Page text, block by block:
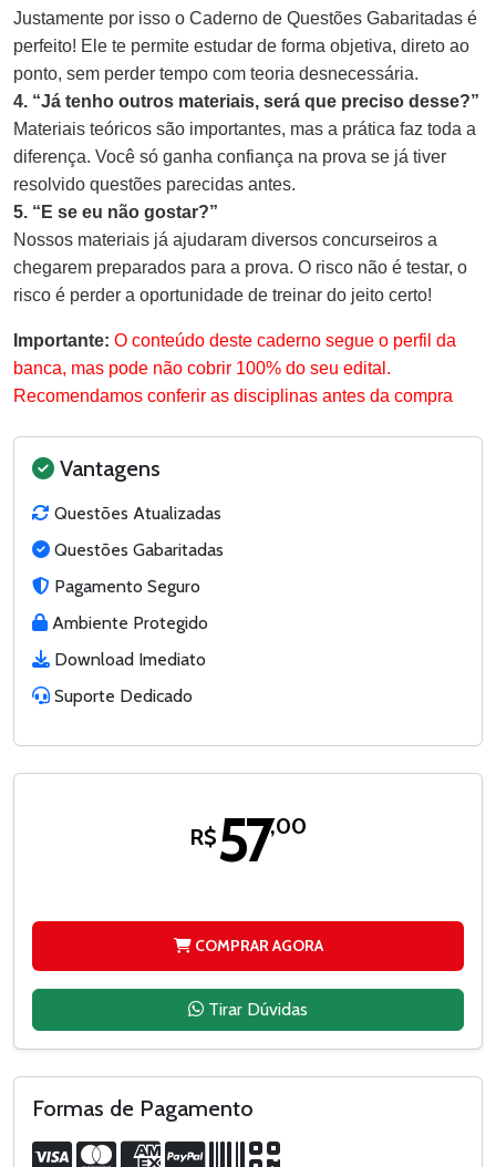
Justamente por isso o Caderno de Questões Gabaritadas é
perfeito! Ele te permite estudar de forma objetiva, direto ao
ponto, sem perder tempo com teoria desnecessária.
4. “Já tenho outros materiais, será que preciso desse?”
Materiais teóricos são importantes, mas a prática faz toda a
diferença. Você só ganha confiança na prova se já tiver
resolvido questões parecidas antes.
5. “E se eu não gostar?”
Nossos materiais já ajudaram diversos concurseiros a
chegarem preparados para a prova. O risco não é testar, o
risco é perder a oportunidade de treinar do jeito certo!
Importante: O conteúdo deste caderno segue o perfil da
banca, mas pode não cobrir 100% do seu edital.
Recomendamos conferir as disciplinas antes da compra
Vantagens
Questões Atualizadas
Questões Gabaritadas
Pagamento Seguro
Ambiente Protegido
Download Imediato
Suporte Dedicado
R$57,00
COMPRAR AGORA
Tirar Dúvidas
Formas de Pagamento